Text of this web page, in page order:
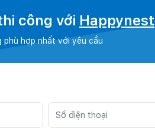
công với Happynest
hợp nhất với yêu cầu